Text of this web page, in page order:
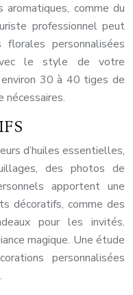
comme du
professionnel peut
personnalisées
le style de votre
30 à 40 tiges de
d’huiles essentielles,
des photos de
apportent une
décoratifs, comme des
pour les invités.
magique. Une étude
personnalisées